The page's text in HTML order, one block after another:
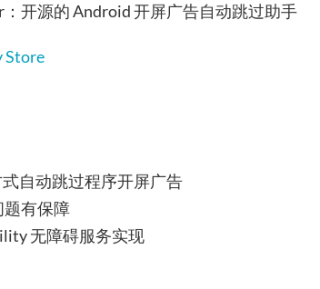
：开源的 Android 开屏广告自动跳过助手
Store
自动跳过程序开屏广告
题有保障
无障碍服务实现